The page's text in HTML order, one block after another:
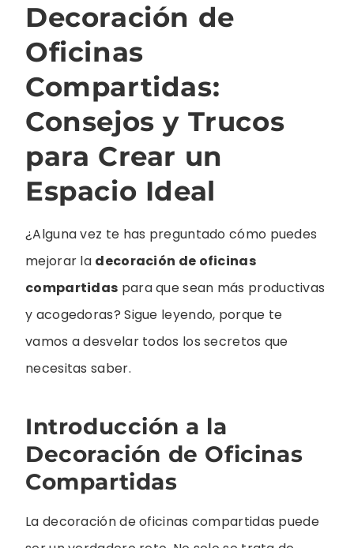
Decoración de
Oficinas
Compartidas:
Consejos y Trucos
para Crear un
Espacio Ideal
¿Alguna vez te has preguntado cómo puedes
mejorar la decoración de oficinas
compartidas para que sean más productivas
y acogedoras? Sigue leyendo, porque te
vamos a desvelar todos los secretos que
necesitas saber.
Introducción a la
Decoración de Oficinas
Compartidas
La decoración de oficinas compartidas puede